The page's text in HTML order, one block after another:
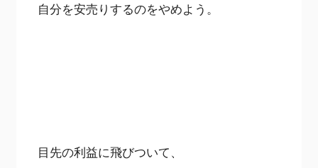
自分を安売りするのをやめよう。
目先の利益に飛びついて、